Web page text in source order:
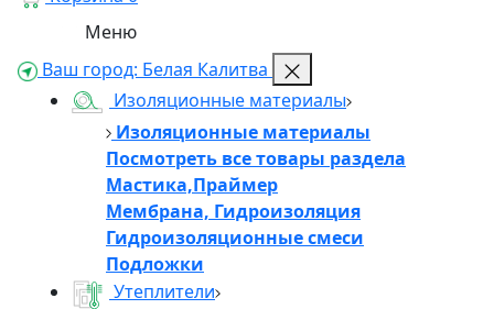
Меню
Ваш город: Белая Калитва
Изоляционные материалы
Изоляционные материалы
Посмотреть все товары раздела
Мастика,Праймер
Мембрана, Гидроизоляция
Гидроизоляционные смеси
Подложки
Утеплители